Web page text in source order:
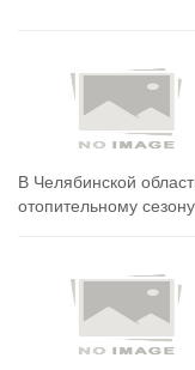
В Челябинской
отопительному